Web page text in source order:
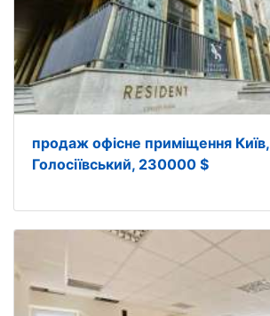
продаж офісне приміщення Київ,
Голосіївський, 230000 $